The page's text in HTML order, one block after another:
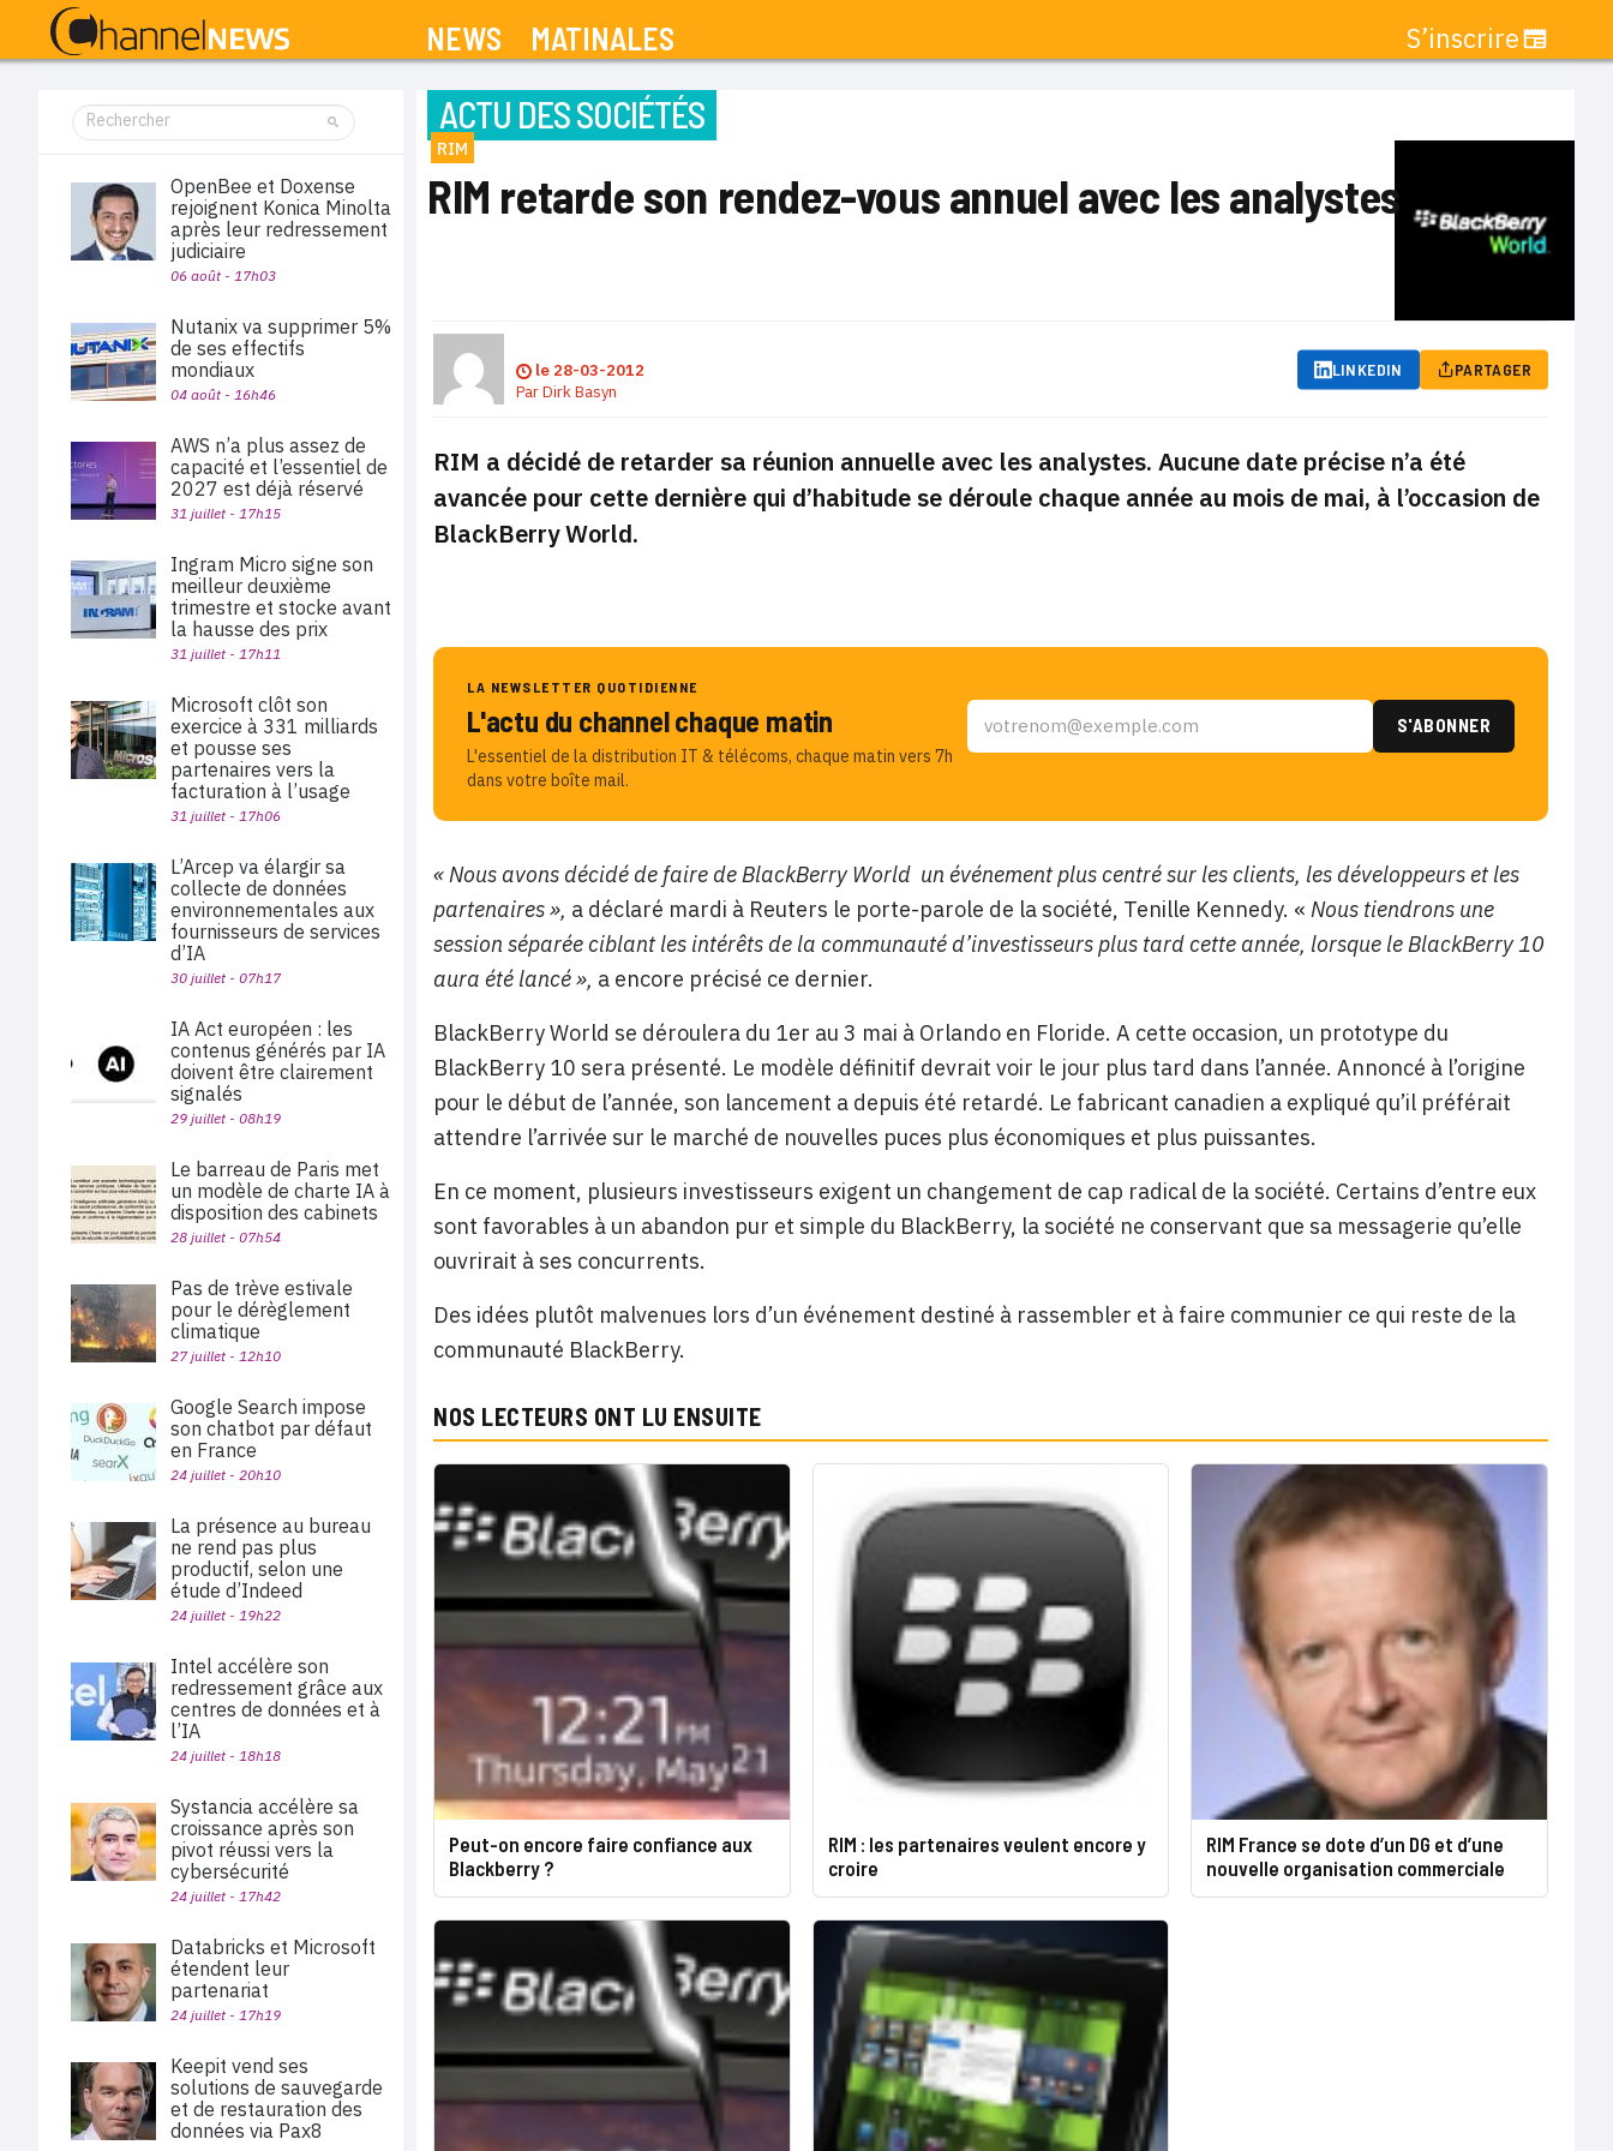
NEWS MATINALES S’inscrire
ACTU DES SOCIÉTÉS
RIM
RIM retarde son rendez-vous annuel avec les analystes
le 28-03-2012
ParDirk Basyn
LINKEDIN PARTAGER
RIM a décidé de retarder sa réunion annuelle avec les analystes. Aucune date précise n’a été
avancée pour cette dernière qui d’habitude se déroule chaque année au mois de mai, à l’occasion de
BlackBerry World.
LA NEWSLETTER QUOTIDIENNE
L'actu du channel chaque matin
L'essentiel de la distribution IT & télécoms, chaque matin vers 7h
dans votre boîte mail.
« Nous avons décidé de faire de BlackBerry World un événement plus centré sur les clients, les développeurs et les
partenaires », a déclaré mardi à Reuters le porte-parole de la société, Tenille Kennedy. « Nous tiendrons une
session séparée ciblant les intérêts de la communauté d’investisseurs plus tard cette année, lorsque le BlackBerry 10
aura été lancé », a encore précisé ce dernier.
BlackBerry World se déroulera du 1er au 3 mai à Orlando en Floride. A cette occasion, un prototype du
BlackBerry 10 sera présenté. Le modèle définitif devrait voir le jour plus tard dans l’année. Annoncé à l’origine
pour le début de l’année, son lancement a depuis été retardé. Le fabricant canadien a expliqué qu’il préférait
attendre l’arrivée sur le marché de nouvelles puces plus économiques et plus puissantes.
En ce moment, plusieurs investisseurs exigent un changement de cap radical de la société. Certains d’entre eux
sont favorables à un abandon pur et simple du BlackBerry, la société ne conservant que sa messagerie qu’elle
ouvrirait à ses concurrents.
Des idées plutôt malvenues lors d’un événement destiné à rassembler et à faire communier ce qui reste de la
communauté BlackBerry.
NOS LECTEURS ONT LU ENSUITE
Peut-on encore faire confiance aux
Blackberry ?
RIM : les partenaires veulent encore y
croire
RIM France se dote d’un DG et d’une
nouvelle organisation commerciale
OpenBee et Doxense
rejoignent Konica Minolta
après leur redressement
judiciaire
06 août - 17h03
Nutanix va supprimer 5%
de ses effectifs
mondiaux
04 août - 16h46
AWS n’a plus assez de
capacité et l’essentiel de
2027 est déjà réservé
31 juillet - 17h15
Ingram Micro signe son
meilleur deuxième
trimestre et stocke avant
la hausse des prix
31 juillet - 17h11
Microsoft clôt son
exercice à 331 milliards
et pousse ses
partenaires vers la
facturation à l’usage
31 juillet - 17h06
L’Arcep va élargir sa
collecte de données
environnementales aux
fournisseurs de services
d’IA
30 juillet - 07h17
IA Act européen : les
contenus générés par IA
doivent être clairement
signalés
29 juillet - 08h19
Le barreau de Paris met
un modèle de charte IA à
disposition des cabinets
28 juillet - 07h54
Pas de trève estivale
pour le dérèglement
climatique
27 juillet - 12h10
Google Search impose
son chatbot par défaut
en France
24 juillet - 20h10
La présence au bureau
ne rend pas plus
productif, selon une
étude d’Indeed
24 juillet - 19h22
Intel accélère son
redressement grâce aux
centres de données et à
l’IA
24 juillet - 18h18
Systancia accélère sa
croissance après son
pivot réussi vers la
cybersécurité
24 juillet - 17h42
Databricks et Microsoft
étendent leur
partenariat
24 juillet - 17h19
Keepit vend ses
solutions de sauvegarde
et de restauration des
données via Pax8